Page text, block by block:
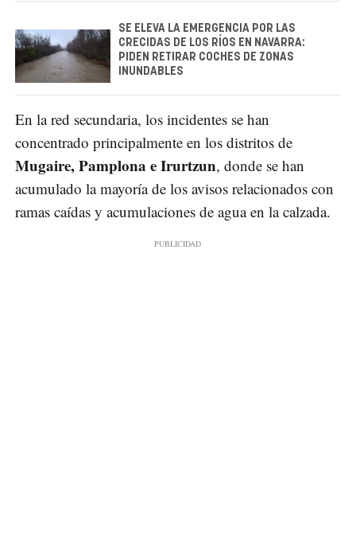
SE ELEVA LA EMERGENCIA POR LAS
CRECIDAS DE LOS RÍOS EN NAVARRA:
PIDEN RETIRAR COCHES DE ZONAS
INUNDABLES
En la red secundaria, los incidentes se han
concentrado principalmente en los distritos de
Mugaire, Pamplona e Irurtzun, donde se han
acumulado la mayoría de los avisos relacionados con
ramas caídas y acumulaciones de agua en la calzada.